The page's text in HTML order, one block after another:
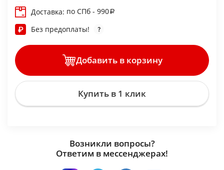
Доставка: по СПб - 990
Без предоплаты!
Добавить в корзину
Купить в 1 клик
Возникли вопросы?
Ответим в мессенджерах!